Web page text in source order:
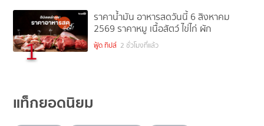
1
ราคาน้ำมัน อาหารสดวันนี้ 6 สิงหาคม
2569 ราคาหมู เนื้อสัตว์ ไข่ไก่ ผัก
ฟู้ด ทิปส์ 2 ชั่วโมงที่แล้ว
แท็กยอดนิยม